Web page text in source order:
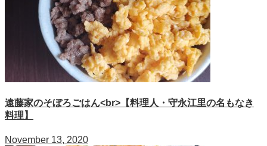
遠藤家のそぼろごはん<br>【料理人・守永江里の名もなき
料理】
November 13, 2020